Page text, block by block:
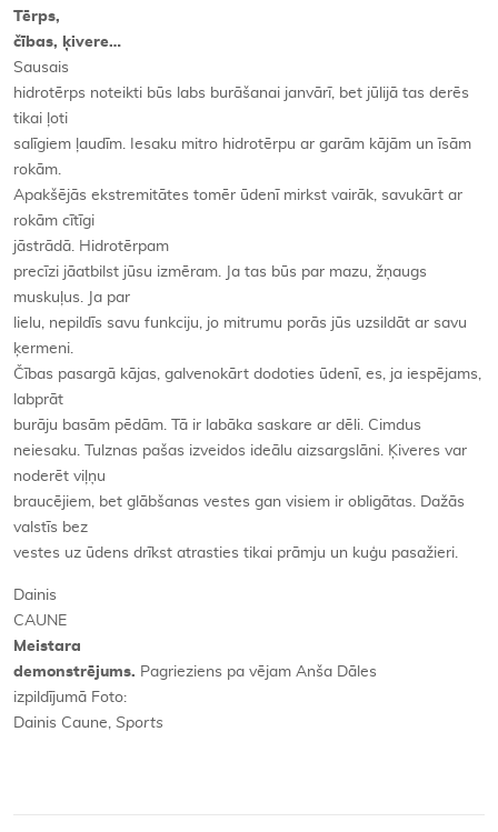
Tērps,
čības, ķivere…
Sausais
hidrotērps noteikti būs labs burāšanai janvārī, bet jūlijā tas derēs
tikai ļoti
salīgiem ļaudīm. Iesaku mitro hidrotērpu ar garām kājām un īsām
rokām.
Apakšējās ekstremitātes tomēr ūdenī mirkst vairāk, savukārt ar
rokām cītīgi
jāstrādā. Hidrotērpam
precīzi jāatbilst jūsu izmēram. Ja tas būs par mazu, žņaugs
muskuļus. Ja par
lielu, nepildīs savu funkciju, jo mitrumu porās jūs uzsildāt ar savu
ķermeni.
Čības pasargā kājas, galvenokārt dodoties ūdenī, es, ja iespējams,
labprāt
burāju basām pēdām. Tā ir labāka saskare ar dēli. Cimdus
neiesaku. Tulznas pašas izveidos ideālu aizsargslāni. Ķiveres var
noderēt viļņu
braucējiem, bet glābšanas vestes gan visiem ir obligātas. Dažās
valstīs bez
vestes uz ūdens drīkst atrasties tikai prāmju un kuģu pasažieri.
Dainis
CAUNE
Meistara
demonstrējums. Pagrieziens pa vējam Anša Dāles
izpildījumā Foto:
Dainis Caune, Sports